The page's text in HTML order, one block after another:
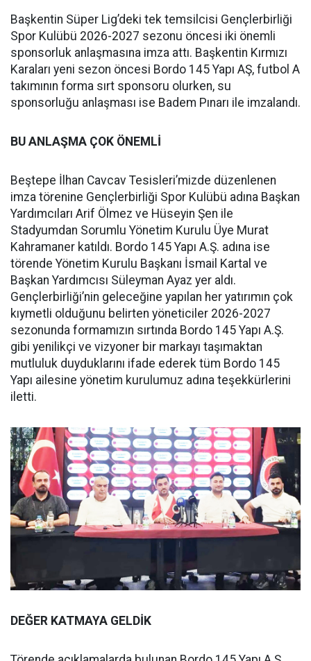
Başkentin Süper Lig’deki tek temsilcisi Gençlerbirliği
Spor Kulübü 2026-2027 sezonu öncesi iki önemli
sponsorluk anlaşmasına imza attı. Başkentin Kırmızı
Karaları yeni sezon öncesi Bordo 145 Yapı AŞ, futbol A
takımının forma sırt sponsoru olurken, su
sponsorluğu anlaşması ise Badem Pınarı ile imzalandı.
BU ANLAŞMA ÇOK ÖNEMLİ
Beştepe İlhan Cavcav Tesisleri’mizde düzenlenen
imza törenine Gençlerbirliği Spor Kulübü adına Başkan
Yardımcıları Arif Ölmez ve Hüseyin Şen ile
Stadyumdan Sorumlu Yönetim Kurulu Üye Murat
Kahramaner katıldı. Bordo 145 Yapı A.Ş. adına ise
törende Yönetim Kurulu Başkanı İsmail Kartal ve
Başkan Yardımcısı Süleyman Ayaz yer aldı.
Gençlerbirliği’nin geleceğine yapılan her yatırımın çok
kıymetli olduğunu belirten yöneticiler 2026-2027
sezonunda formamızın sırtında Bordo 145 Yapı A.Ş.
gibi yenilikçi ve vizyoner bir markayı taşımaktan
mutluluk duyduklarını ifade ederek tüm Bordo 145
Yapı ailesine yönetim kurulumuz adına teşekkürlerini
iletti.
DEĞER KATMAYA GELDİK